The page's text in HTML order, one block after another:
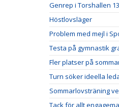
Genrep i Torshallen
Höstlovsläger
Problem med mejl i
Testa på gymnastik
Fler platser på
Turn söker ideella
Sommarlovsträning
Tack för allt